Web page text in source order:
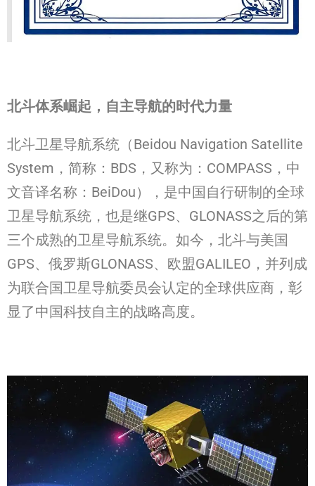
北斗体系崛起，自主导航的时代力量
北斗卫星导航系统（Beidou Navigation Satellite
System，简称：BDS，又称为：COMPASS，中
文音译名称：BeiDou），是中国自行研制的全球
卫星导航系统，也是继GPS、GLONASS之后的第
三个成熟的卫星导航系统。如今，北斗与美国
GPS、俄罗斯GLONASS、欧盟GALILEO，并列成
为联合国卫星导航委员会认定的全球供应商，彰
显了中国科技自主的战略高度。